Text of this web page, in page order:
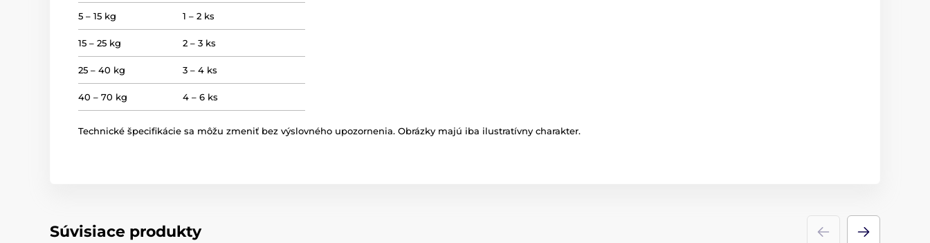
5 – 15 kg 1 – 2 ks
15 – 25 kg 2 – 3 ks
25 – 40 kg 3 – 4 ks
40 – 70 kg 4 – 6 ks
Technické špecifikácie sa môžu zmeniť bez výslovného upozornenia. Obrázky majú iba ilustratívny charakter.
Súvisiace produkty